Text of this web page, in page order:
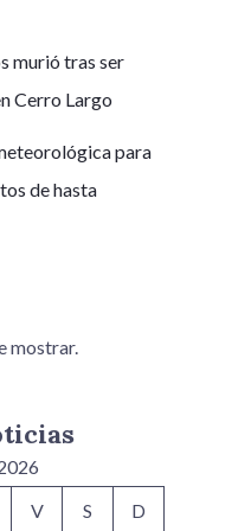
murió tras ser
Cerro Largo
para
de hasta
mostrar.
V S D